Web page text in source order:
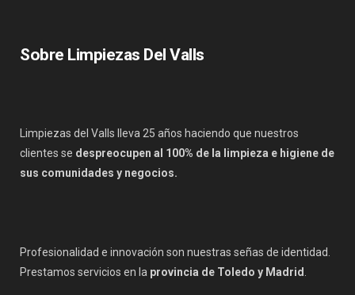
Sobre Limpiezas Del Valls
Limpiezas del Valls lleva 25 años haciendo que nuestros
clientes se despreocupen al 100% de la limpieza e higiene de
sus comunidades y negocios.
Profesionalidad e innovación son nuestras señas de identidad.
Prestamos servicios en la provincia de Toledo y Madrid